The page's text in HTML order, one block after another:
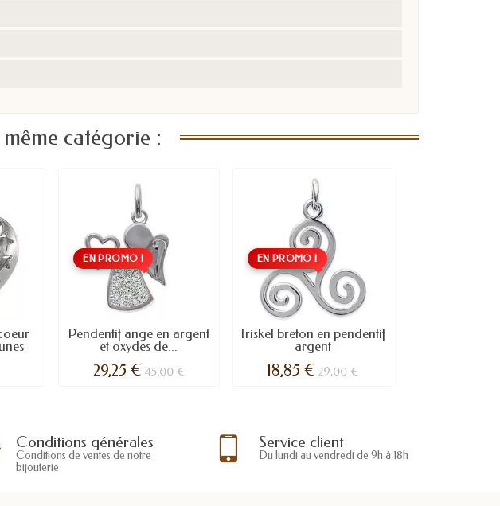
catégorie :
EN PROMO !
Pendentif ange en argent
et oxydes de...
29,25 € 45,00 €
EN PROMO !
Triskel breton en pendentif
argent
18,85 € 29,00 €
Conditions générales
Conditions de ventes de notre
bijouterie
Service client
Du lundi au vendredi de 9h à 18h